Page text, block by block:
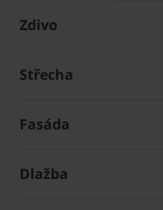
Zdivo
Střecha
Fasáda
Dlažba